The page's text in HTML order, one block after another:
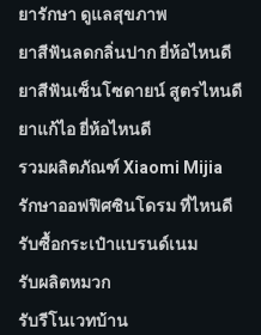
ยารักษา ดูแลสุขภาพ
ยาสีฟันลดกลิ่นปาก ยี่ห้อไหนดี
ยาสีฟันเซ็นโซดายน์ สูตรไหนดี
ยาแก้ไอ ยี่ห้อไหนดี
รวมผลิตภัณฑ์ Xiaomi Mijia
รักษาออฟฟิศซินโดรม ที่ไหนดี
รับซื้อกระเป๋าแบรนด์เนม
รับผลิตหมวก
รับรีโนเวทบ้าน